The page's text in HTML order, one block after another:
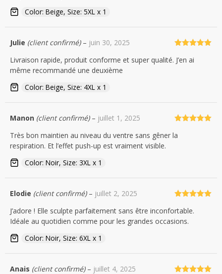
Color: Beige, Size: 5XL x 1
5
Julie (client confirmé) – juin 30, 2025
Livraison rapide, produit conforme et super qualité. J’en ai
même recommandé une deuxième
Color: Beige, Size: 4XL x 1
5
Manon (client confirmé) – juillet 1, 2025
Très bon maintien au niveau du ventre sans gêner la
respiration. Et l’effet push-up est vraiment visible.
Color: Noir, Size: 3XL x 1
5
Elodie (client confirmé) – juillet 2, 2025
J’adore ! Elle sculpte parfaitement sans être inconfortable.
Idéale au quotidien comme pour les grandes occasions.
Color: Noir, Size: 6XL x 1
Anais (client confirmé) – juillet 4, 2025